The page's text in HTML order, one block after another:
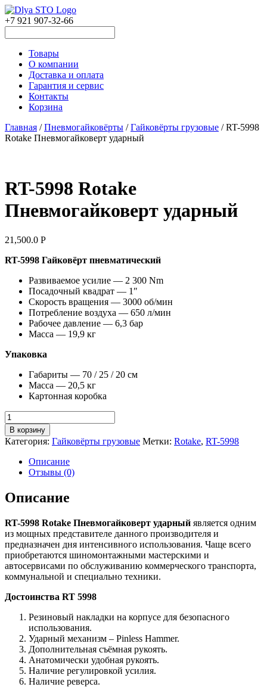
+7 921 907-32-66
Товары
О компании
Доставка и оплата
Гарантия и сервис
Контакты
Корзина
Главная /Пневмогайковёрты /Гайковёрты грузовые / RT-5998
Rotake Пневмогайковерт ударный
RT-5998 Rotake
Пневмогайковерт ударный
21,500.0 Р
RT-5998 Гайковёрт пневматический
Развиваемое усилие — 2 300 Nm
Посадочный квадрат — 1″
Скорость вращения — 3000 об/мин
Потребление воздуха — 650 л/мин
Рабочее давление — 6,3 бар
Масса — 19,9 кг
Упаковка
Габариты — 70 / 25 / 20 см
Масса — 20,5 кг
Картонная коробка
Количество
товара
RT-
5998
Rotake
Пневмогайковерт
ударный
В корзину
Категория: Гайковёрты грузовые Метки: Rotake, RT-5998
Описание
Отзывы (0)
Описание
RT-5998 Rotake Пневмогайковерт ударный является одним
из мощных представителе данного производителя и
предназначен дня интенсивного использования. Чаще всего
приобретаются шиномонтажными мастерскими и
автосервисами по обслуживанию коммерческого транспорта,
коммунальной и специально техники.
Достоинства RT 5998
Резиновый накладки на корпусе для безопасного
использования.
Ударный механизм – Pinless Hammer.
Дополнительная съёмная рукоять.
Анатомически удобная рукоять.
Наличие регулировкой усилия.
Наличие реверса.